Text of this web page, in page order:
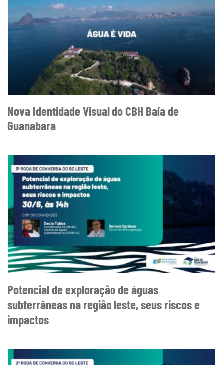
Nova Identidade Visual do CBH Baía de
Guanabara
Potencial de exploração de águas
subterrâneas na região leste, seus riscos e
impactos